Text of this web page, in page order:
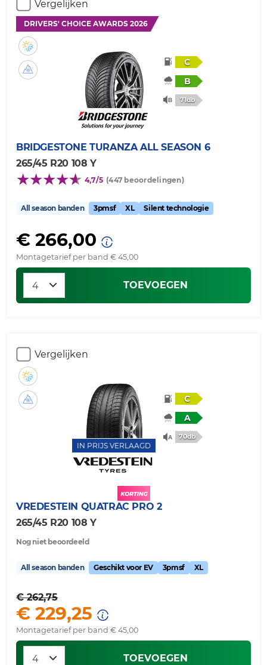
Vergelijken
DRIVERS' CHOICE AWARDS 2026
C
B
71db
BRIDGESTONE TURANZA ALL SEASON 6
265/45 R20 108 Y
4,7/5 (447 beoordelingen)
All season banden 3pmsf XL Silent technologie
€ 266,00
Montagetarief per band € 45,00
TOEVOEGEN
Vergelijken
IN PRIJS VERLAAGD
C
A
70db
VREDESTEIN QUATRAC PRO 2
265/45 R20 108 Y
Nog niet beoordeeld
All season banden Geschikt voor EV 3pmsf XL
€ 262,75
€ 229,25
Montagetarief per band € 45,00
TOEVOEGEN